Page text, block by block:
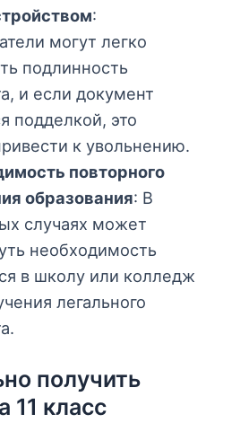
:
могут легко
подлинность
и если документ
подделкой, это
к увольнению.
повторного
образования: В
случаях может
необходимость
в школу или колледж
легального
получить
11 класс